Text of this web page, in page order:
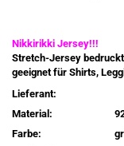
Nikkirikki Jersey!!!
Stretch-Jersey
geeignet für Shirts,
Lieferant:
Material:
Farbe: